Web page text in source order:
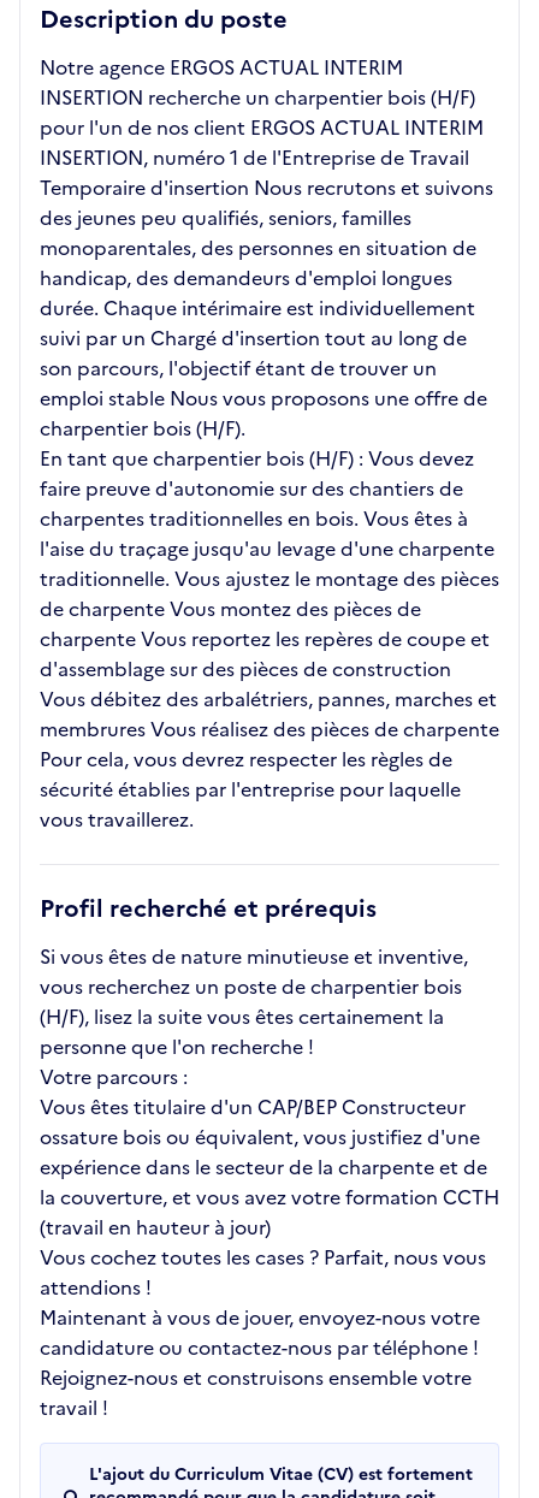
Description du poste
Notre agence ERGOS ACTUAL INTERIM
INSERTION recherche un charpentier bois (H/F)
pour l'un de nos client ERGOS ACTUAL INTERIM
INSERTION, numéro 1 de l'Entreprise de Travail
Temporaire d'insertion Nous recrutons et suivons
des jeunes peu qualifiés, seniors, familles
monoparentales, des personnes en situation de
handicap, des demandeurs d'emploi longues
durée. Chaque intérimaire est individuellement
suivi par un Chargé d'insertion tout au long de
son parcours, l'objectif étant de trouver un
emploi stable Nous vous proposons une offre de
charpentier bois (H/F).
En tant que charpentier bois (H/F) : Vous devez
faire preuve d'autonomie sur des chantiers de
charpentes traditionnelles en bois. Vous êtes à
l'aise du traçage jusqu'au levage d'une charpente
traditionnelle. Vous ajustez le montage des pièces
de charpente Vous montez des pièces de
charpente Vous reportez les repères de coupe et
d'assemblage sur des pièces de construction
Vous débitez des arbalétriers, pannes, marches et
membrures Vous réalisez des pièces de charpente
Pour cela, vous devrez respecter les règles de
sécurité établies par l'entreprise pour laquelle
vous travaillerez.
Profil recherché et prérequis
Si vous êtes de nature minutieuse et inventive,
vous recherchez un poste de charpentier bois
(H/F), lisez la suite vous êtes certainement la
personne que l'on recherche !
Votre parcours :
Vous êtes titulaire d'un CAP/BEP Constructeur
ossature bois ou équivalent, vous justifiez d'une
expérience dans le secteur de la charpente et de
la couverture, et vous avez votre formation CCTH
(travail en hauteur à jour)
Vous cochez toutes les cases ? Parfait, nous vous
attendions !
Maintenant à vous de jouer, envoyez-nous votre
candidature ou contactez-nous par téléphone !
Rejoignez-nous et construisons ensemble votre
travail !
L'ajout du Curriculum Vitae (CV) est fortement